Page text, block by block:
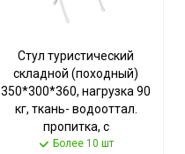
Стул туристический
складной (походный)
350*300*360, нагрузка 90
кг, ткань- водооттал.
пропитка, с
ТРОПИЧЕСКИМИ
Более 10 шт